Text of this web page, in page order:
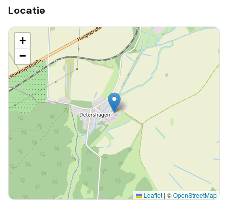
Locatie
+
−
Leaflet | ©OpenStreetMap